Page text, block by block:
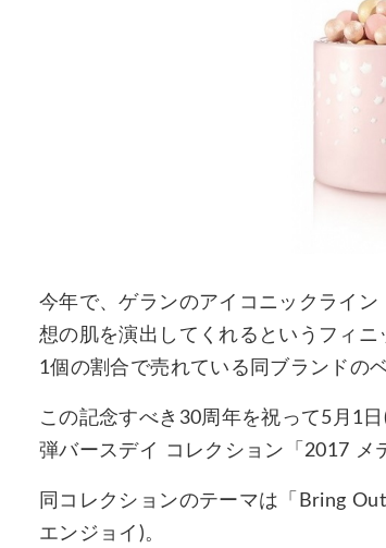
今年で、ゲランのアイコニックライ
想の肌を演出してくれるというフィ
1個の割合で売れている同ブランドの
この記念すべき30周年を祝って5月1
弾バースデイ コレクション「2017 メ
同コレクションのテーマは「Bring
エンジョイ)。